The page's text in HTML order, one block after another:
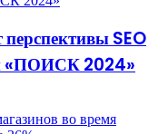
SEO
«ПОИСК 2024»